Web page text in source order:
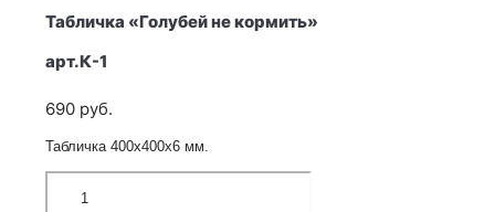
Табличка «Голубей не кормить»
арт.К-1
690 руб.
Табличка 400х400х6 мм.
товара